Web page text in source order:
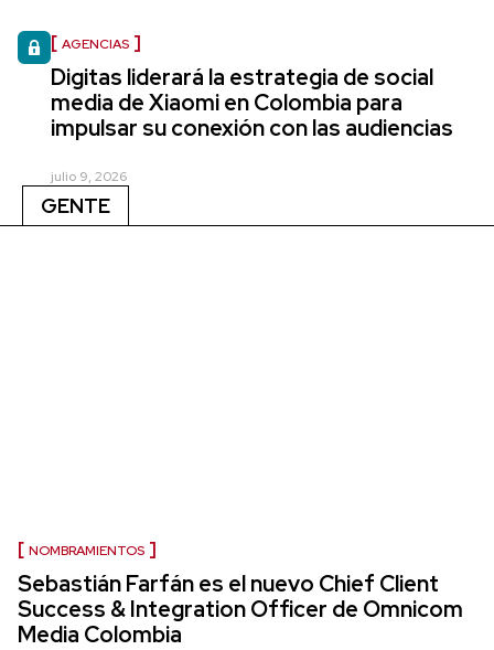
AGENCIAS
Digitas liderará la estrategia de social
media de Xiaomi en Colombia para
impulsar su conexión con las audiencias
julio 9, 2026
GENTE
NOMBRAMIENTOS
Sebastián Farfán es el nuevo Chief Client
Success & Integration Officer de Omnicom
Media Colombia